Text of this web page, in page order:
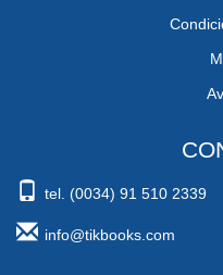
tel. (0034) 91 510 2339
info@tikbooks.com